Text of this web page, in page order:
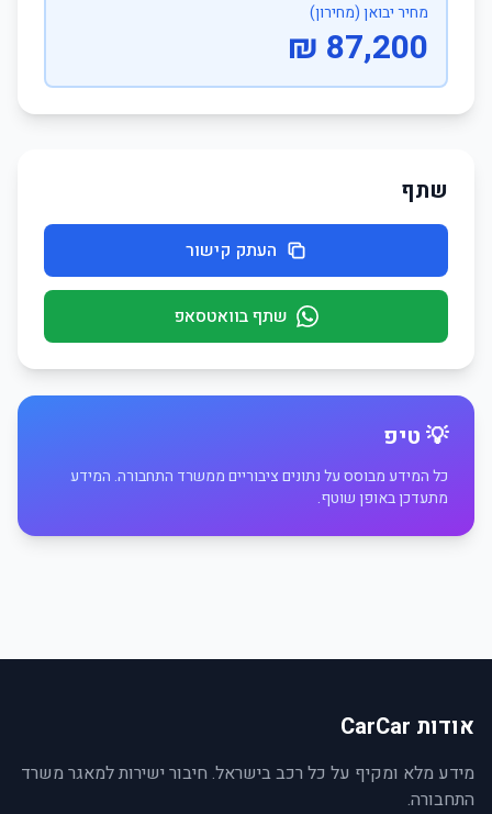
מחיר יבואן (מחירון)
87,200 ₪
שתף
העתק קישור
שתף בוואטסאפ
💡 טיפ
כל המידע מבוסס על נתונים ציבוריים ממשרד התחבורה. המידע
מתעדכן באופן שוטף.
אודות CarCar
מידע מלא ומקיף על כל רכב בישראל. חיבור ישירות למאגר משרד
התחבורה.